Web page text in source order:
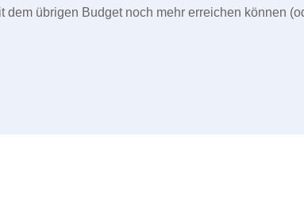
dem übrigen Budget noch mehr erreichen können